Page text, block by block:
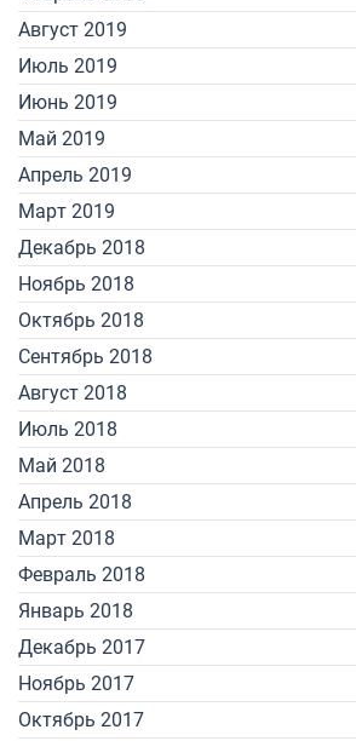
Август 2019
Июль 2019
Июнь 2019
Май 2019
Апрель 2019
Март 2019
Декабрь 2018
Ноябрь 2018
Октябрь 2018
Сентябрь 2018
Август 2018
Июль 2018
Май 2018
Апрель 2018
Март 2018
Февраль 2018
Январь 2018
Декабрь 2017
Ноябрь 2017
Октябрь 2017